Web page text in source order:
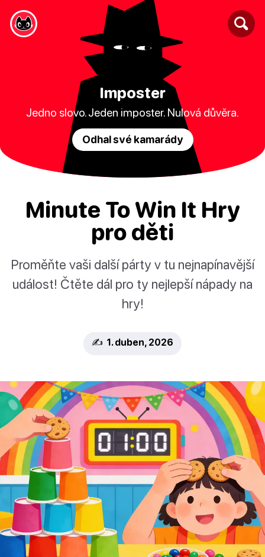
Imposter
Jedno slovo. Jeden imposter. Nulová důvěra.
Odhal své kamarády
Minute To Win It Hry
pro děti
Proměňte vaši další párty v tu nejnapínavější
událost! Čtěte dál pro ty nejlepší nápady na
hry!
✍️ 1. duben, 2026